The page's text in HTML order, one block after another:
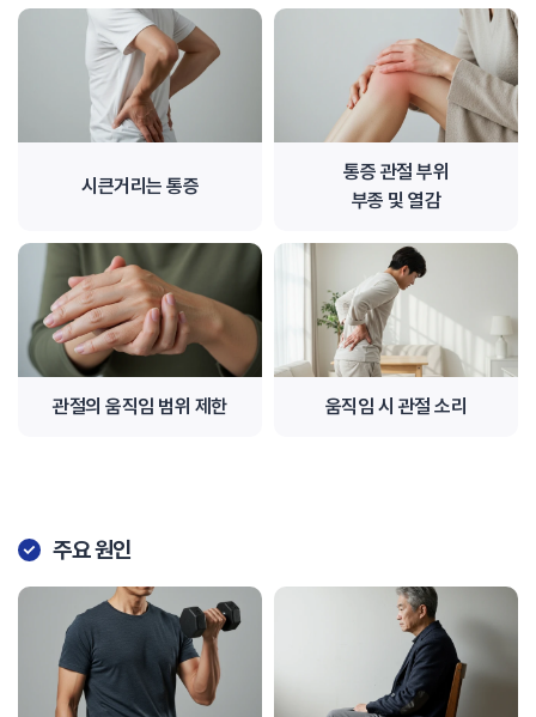
시큰거리는 통증
통증 관절 부위
부종 및 열감
관절의 움직임 범위 제한 움직임 시 관절 소리
주요 원인